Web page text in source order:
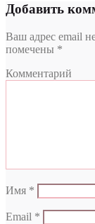
Добавить
Ваш адрес email
помечены *
Комментарий
Имя *
Email *